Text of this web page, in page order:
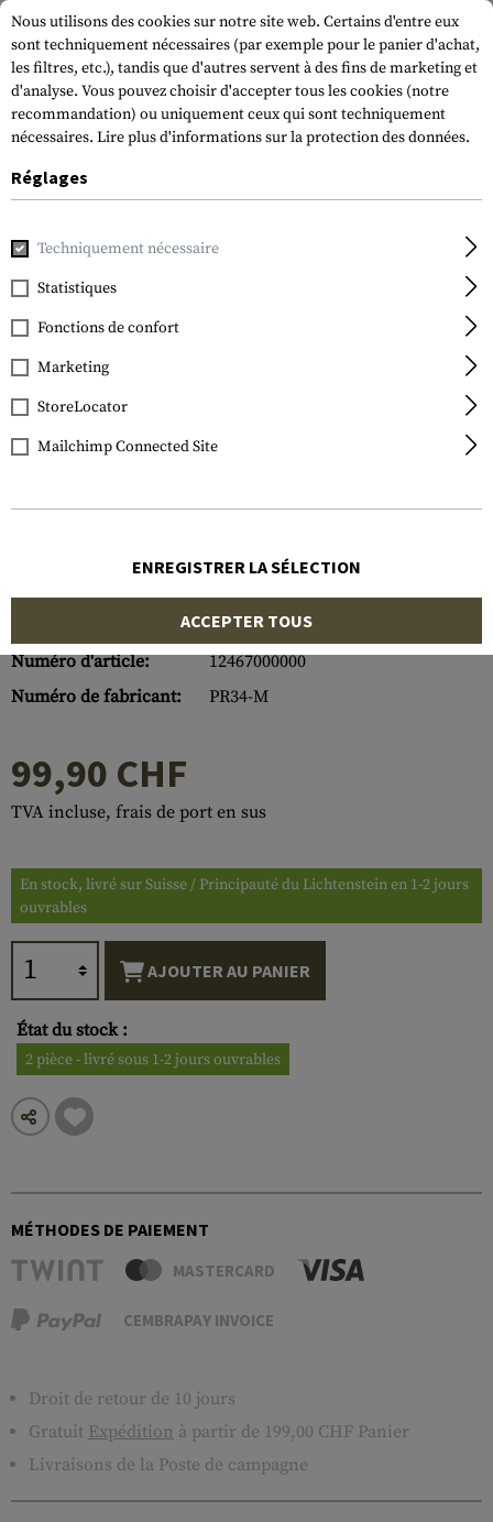
Vortex Optics
Pro Ring Medium 34mm
1.10''
Numéro d'article:
12467000000
Numéro de fabricant:
PR34-M
99,90 CHF
TVA incluse, frais de port en sus
En stock, livré sur Suisse / Principauté du Lichtenstein en 1-2 jours
ouvrables
AJOUTER AU PANIER
État du stock :
2 pièce - livré sous 1-2 jours ouvrables
MÉTHODES DE PAIEMENT
MASTERCARD
CEMBRAPAY INVOICE
Droit de retour de 10 jours
Gratuit Expédition à partir de 199,00 CHF Panier
Livraisons de la Poste de campagne
Nous utilisons des cookies sur notre site web. Certains d'entre eux
sont techniquement nécessaires (par exemple pour le panier d'achat,
les filtres, etc.), tandis que d'autres servent à des fins de marketing et
d'analyse. Vous pouvez choisir d'accepter tous les cookies (notre
recommandation) ou uniquement ceux qui sont techniquement
nécessaires. Lire plus d'informations sur la protection des données.
Réglages
Techniquement nécessaire
Statistiques
Fonctions de confort
Marketing
StoreLocator
Mailchimp Connected Site
ENREGISTRER LA SÉLECTION
ACCEPTER TOUS